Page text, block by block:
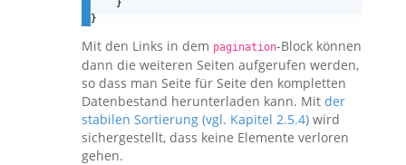
    }
}
Mit den Links in dem pagination-Block können
dann die weiteren Seiten aufgerufen werden,
so dass man Seite für Seite den kompletten
Datenbestand herunterladen kann. Mit der
stabilen Sortierung (vgl. Kapitel 2.5.4) wird
sichergestellt, dass keine Elemente verloren
gehen.